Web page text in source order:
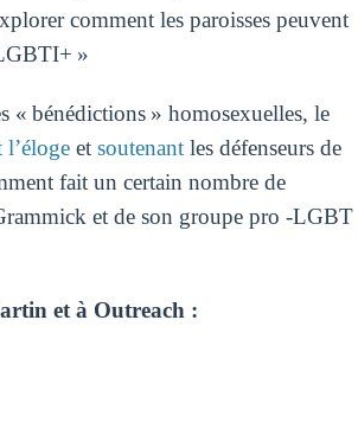
comment les paroisses peuvent
»
« bénédictions » homosexuelles, le
l’élogeet soutenantles défenseurs de
fait un certain nombre de
et de son groupe pro -LGBT
et à Outreach :